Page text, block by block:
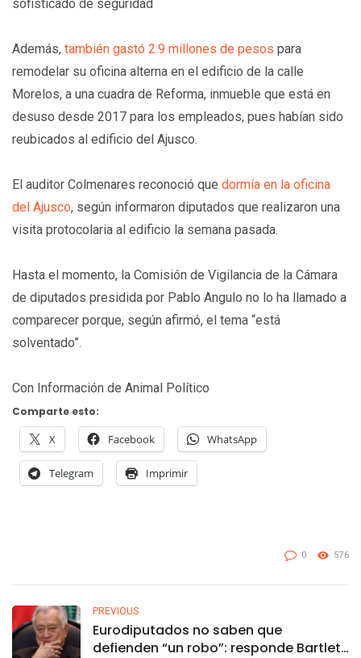
sofisticado de seguridad
Además, también gastó 2.9 millones de pesos para
remodelar su oficina alterna en el edificio de la calle
Morelos, a una cuadra de Reforma, inmueble que está en
desuso desde 2017 para los empleados, pues habían sido
reubicados al edificio del Ajusco.
El auditor Colmenares reconoció que dormía en la oficina
del Ajusco, según informaron diputados que realizaron una
visita protocolaria al edificio la semana pasada.
Hasta el momento, la Comisión de Vigilancia de la Cámara
de diputados presidida por Pablo Angulo no lo ha llamado a
comparecer porque, según afirmó, el tema “está
solventado”.
Con Información de Animal Político
Comparte esto:
X Facebook WhatsApp
Telegram Imprimir
0 576
PREVIOUS
Eurodiputados no saben que
defienden “un robo”: responde Bartlett